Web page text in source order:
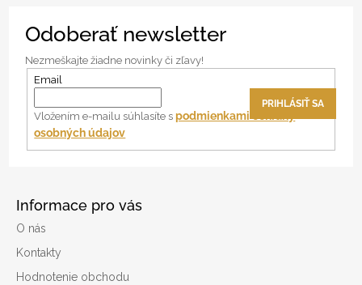
HĽADAŤ
ú
č
a
m
e
Informace pro vás
O nás
Kontakty
Hodnotenie obchodu
Odoberať newsletter
Nezmeškajte žiadne novinky či zľavy!
Email
Vložením e-mailu súhlasíte spodmienkami ochrany
osobných údajov
PRIHLÁSIŤ SA